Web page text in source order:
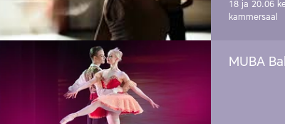
18 ja 20.06
kammersaal
MUBA